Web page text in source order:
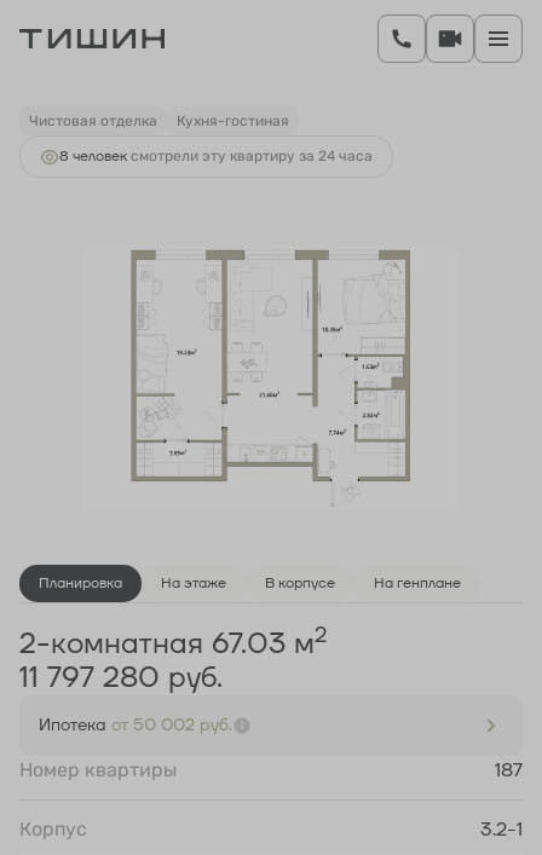
2-комнатная67.03 м 11 797 280 руб.
Ипотекаот 50 002 руб.
Чистовая отделка Кухня-гостиная
8 человек смотрели эту квартиру за 24 часа
Планировка На этаже В корпусе На генплане
2-комнатная 67.03 м2
11 797 280 руб.
Ипотека от 50 002 руб.
Номер квартиры 187
Корпус 3.2-1